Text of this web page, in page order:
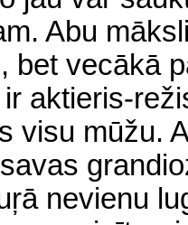
Abu
bet vecākā
aktieris-
visu mūžu.
nevienu